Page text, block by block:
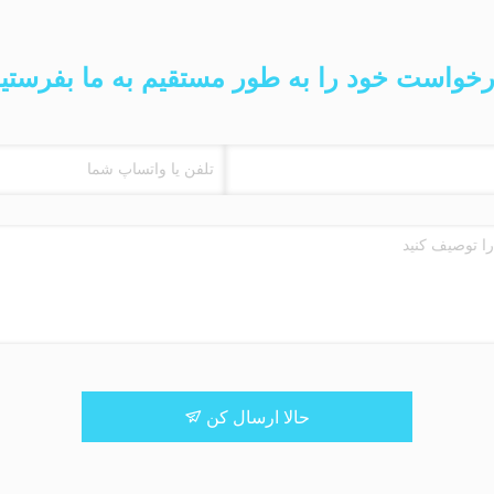
خود را به طور مستقیم به ما
حالا ارسال کن